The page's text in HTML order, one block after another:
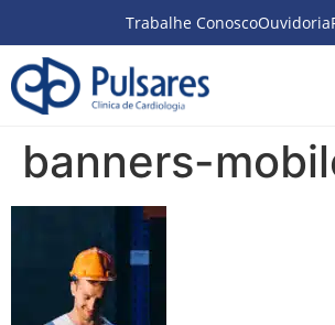
Trabalhe ConoscoOuvidoria
banners-